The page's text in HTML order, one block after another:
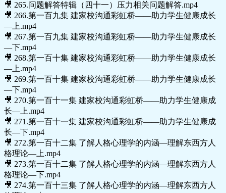
🎥 265.问题解答特辑（四十一）压力相关问题解答.mp4
🎥 266.第一百九集 建家校沟通彩虹桥——助力学生健康成长
—上.mp4
🎥 267.第一百九集 建家校沟通彩虹桥——助力学生健康成长
—下.mp4
🎥 268.第一百十集 建家校沟通彩虹桥——助力学生健康成长
—上.mp4
🎥 269.第一百十集 建家校沟通彩虹桥——助力学生健康成长
—下.mp4
🎥 270.第一百十一集 建家校沟通彩虹桥——助力学生健康成
长—上.mp4
🎥 271.第一百十一集 建家校沟通彩虹桥——助力学生健康成
长—下.mp4
🎥 272.第一百十二集 了解人格心理学的内涵—理解东西方人
格理论—上.mp4
🎥 273.第一百十二集 了解人格心理学的内涵—理解东西方人
格理论—下.mp4
🎥 274.第一百十三集 了解人格心理学的内涵—理解东西方人